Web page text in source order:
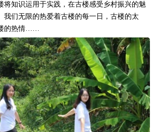
将知识运用于实践，在古楼感受乡村振兴的魅
我们无限的热爱着古楼的每一日，古楼的太
的热情……